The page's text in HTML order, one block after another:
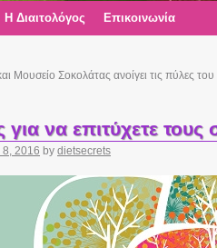
Η Διαιτολόγος Επικοινωνία
Μουσείο Σοκολάτας ανοίγει τις πύλες του
για να επιτύχετε τους
2016 by dietsecrets